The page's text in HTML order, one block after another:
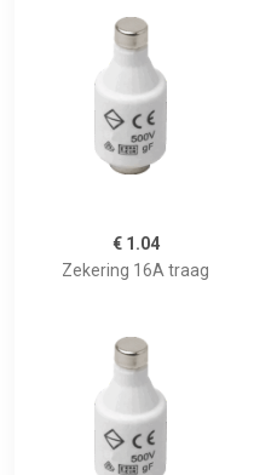
€ 1.04
Zekering 16A traag